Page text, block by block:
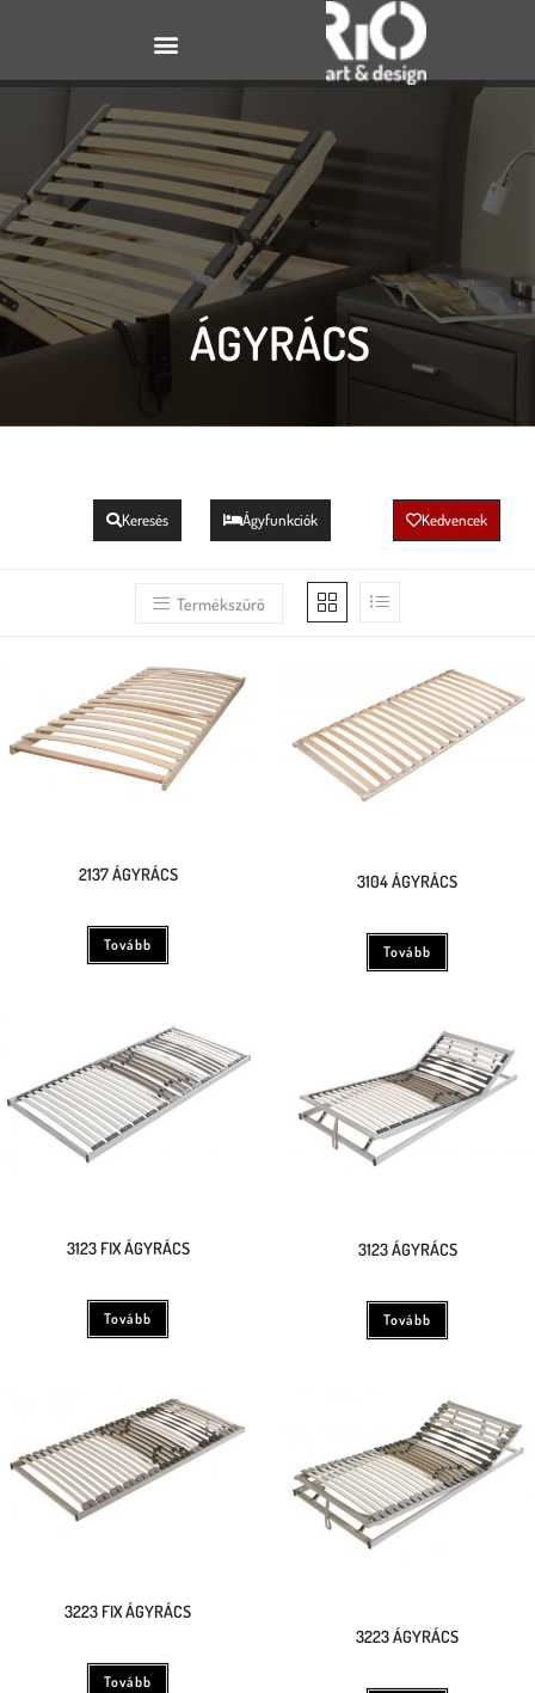
ÁGYRÁCS
Keresés Ágyfunkciók Kedvencek
Termékszűrő
2137 ÁGYRÁCS
Tovább
3104 ÁGYRÁCS
Tovább
3123 FIX ÁGYRÁCS
Tovább
3123 ÁGYRÁCS
Tovább
3223 FIX ÁGYRÁCS
Tovább
3223 ÁGYRÁCS